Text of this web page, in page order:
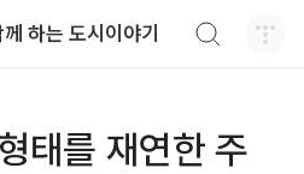
하는 도시이야기
태를 재연한 주